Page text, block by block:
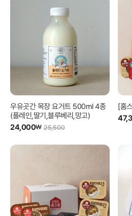
우유곳간 목장 요거트 500ml 4종
(플레인,딸기,블루베리,망고)
24,000₩ 25,500
[홈